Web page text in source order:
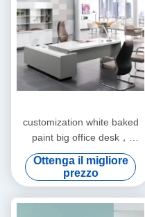
customization white baked
paint big office desk，
luxurious modern CEO office
desk，creative and
fashionable single supervisor
desk
Ottenga il migliore
prezzo